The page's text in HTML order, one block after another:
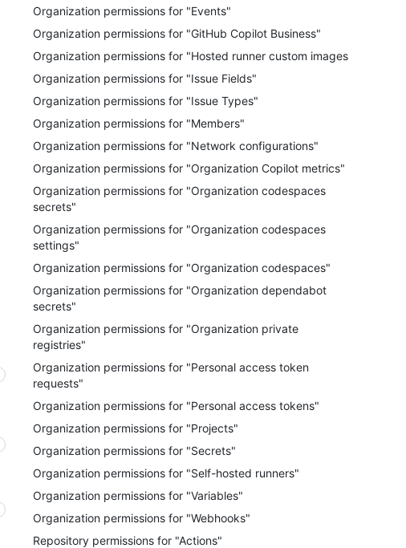
Organization permissions for "Events"
Organization permissions for "GitHub Copilot Business"
Organization permissions for "Hosted runner custom images"
Organization permissions for "Issue Fields"
Organization permissions for "Issue Types"
Organization permissions for "Members"
Organization permissions for "Network configurations"
Organization permissions for "Organization Copilot metrics"
Organization permissions for "Organization codespaces
secrets"
Organization permissions for "Organization codespaces
settings"
Organization permissions for "Organization codespaces"
Organization permissions for "Organization dependabot
secrets"
Organization permissions for "Organization private
registries"
Organization permissions for "Personal access token
requests"
Organization permissions for "Personal access tokens"
Organization permissions for "Projects"
Organization permissions for "Secrets"
Organization permissions for "Self-hosted runners"
Organization permissions for "Variables"
Organization permissions for "Webhooks"
Repository permissions for "Actions"